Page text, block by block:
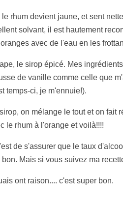
rhum devient jaune, et sent
solvant, il est hautement
avec de l'eau en les
le sirop épicé. Mes
de vanille comme celle que
temps-ci, je m'ennuie!).
on mélange le tout et on fait
le rhum à l'orange et voilà!!!!
de s'assurer que le taux
Mais si vous suivez ma
ont raison.... c'est super bon.